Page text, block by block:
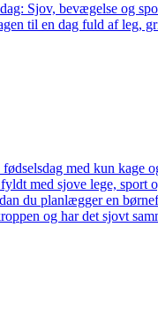
Sjov, bevægelse og
til en dag fuld af leg,
med kun kage
med sjove lege, sport
du planlægger en
og har det sjovt